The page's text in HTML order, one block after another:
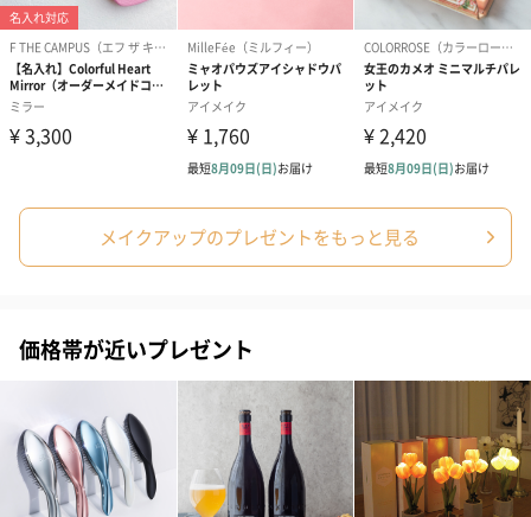
ションをご用意いたしました。
商品と同梱してお届けいたします。
生花
生花のブーケを同梱します。
※9-15時にご注文いただく場合、最短のお届け可能日が通常より
も1日遅くなります。
メイクアップのプレゼントをもっと見る
価格帯が近いプレゼント